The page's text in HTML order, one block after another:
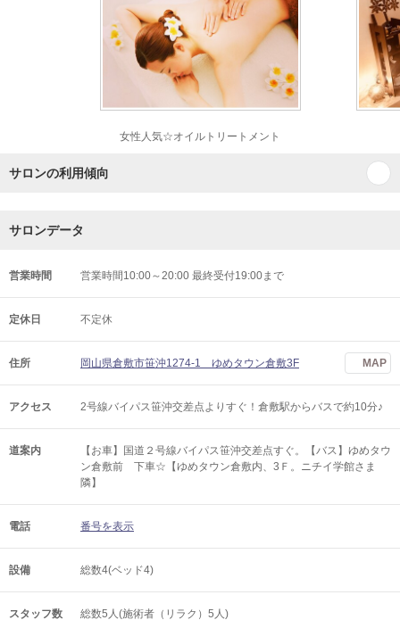
女性人気☆オイルトリートメント
サロンの利用傾向
サロンデータ
営業時間 営業時間10:00～20:00 最終受付19:00まで
定休日 不定休
住所 岡山県倉敷市笹沖1274-1 ゆめタウン倉敷3F MAP
アクセス 2号線バイパス笹沖交差点よりすぐ！倉敷駅からバスで約10分♪
道案内
【お車】国道２号線バイパス笹沖交差点すぐ。【バス】ゆめタウ
ン倉敷前 下車☆【ゆめタウン倉敷内、3Ｆ。ニチイ学館さま
隣】
電話 番号を表示
設備 総数4(ベッド4)
スタッフ数 総数5人(施術者（リラク）5人)